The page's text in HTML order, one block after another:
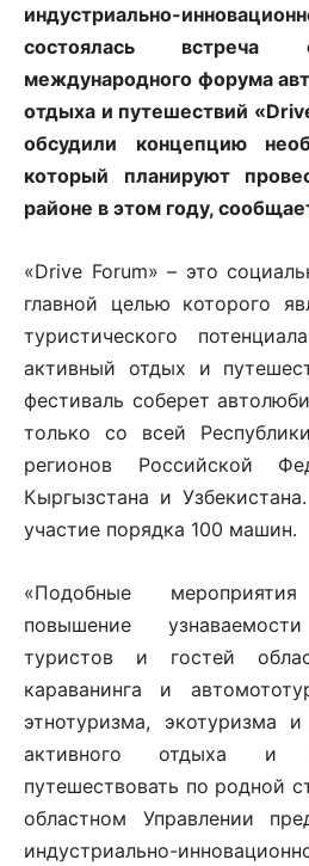
индустриально-
состоялась встреча
международного форума
отдыха и путешествий
обсудили концепцию
который планируют
районе в этом году,
«Drive Forum» – это
главной целью которого
туристического
активный отдых и
фестиваль соберет
только со всей
регионов Российской
Кыргызстана и
участие порядка 100 машин.
«Подобные
повышение
туристов и гостей
караванинга и
этнотуризма, экотуризма
активного отдыха и
путешествовать по родной
областном Управлении
индустриально-